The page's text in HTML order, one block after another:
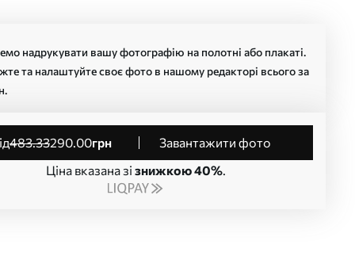
надрукувати вашу фотографію на полотні або плакаті.
та налаштуйте своє фото в нашому редакторі всього за
від483.33290.00грн
Завантажити фото
Ціна вказана зі знижкою 40%.